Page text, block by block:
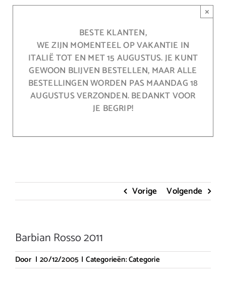
BESTE KLANTEN,
WE ZIJN MOMENTEEL OP VAKANTIE IN
ITALIË TOT EN MET 15 AUGUSTUS. JE KUNT
GEWOON BLIJVEN BESTELLEN, MAAR ALLE
BESTELLINGEN WORDEN PAS MAANDAG 18
AUGUSTUS VERZONDEN. BEDANKT VOOR
JE BEGRIP!
×
Vorige Volgende
Barbian Rosso 2011
Door | 20/12/2005 | Categorieën:Categorie